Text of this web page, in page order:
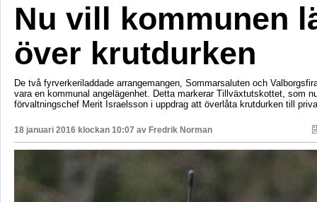
Nu vill kommunen
över krutdurken
De två fyrverkeriladdade arrangemangen, Sommarsaluten och
vara en kommunal angelägenhet. Detta markerar Tillväxtutskottet, som
förvaltningschef Merit Israelsson i uppdrag att överlåta krutdurken till
18 januari 2016 klockan 10:07 av Fredrik Norman